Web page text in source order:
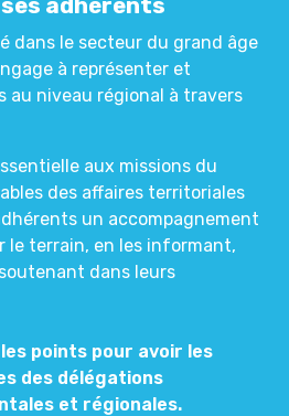
dans le secteur du grand âge
à représenter et
au niveau régional à travers
aux missions du
des affaires territoriales
un accompagnement
le terrain, en les informant,
dans leurs
points pour avoir les
des délégations
et régionales.